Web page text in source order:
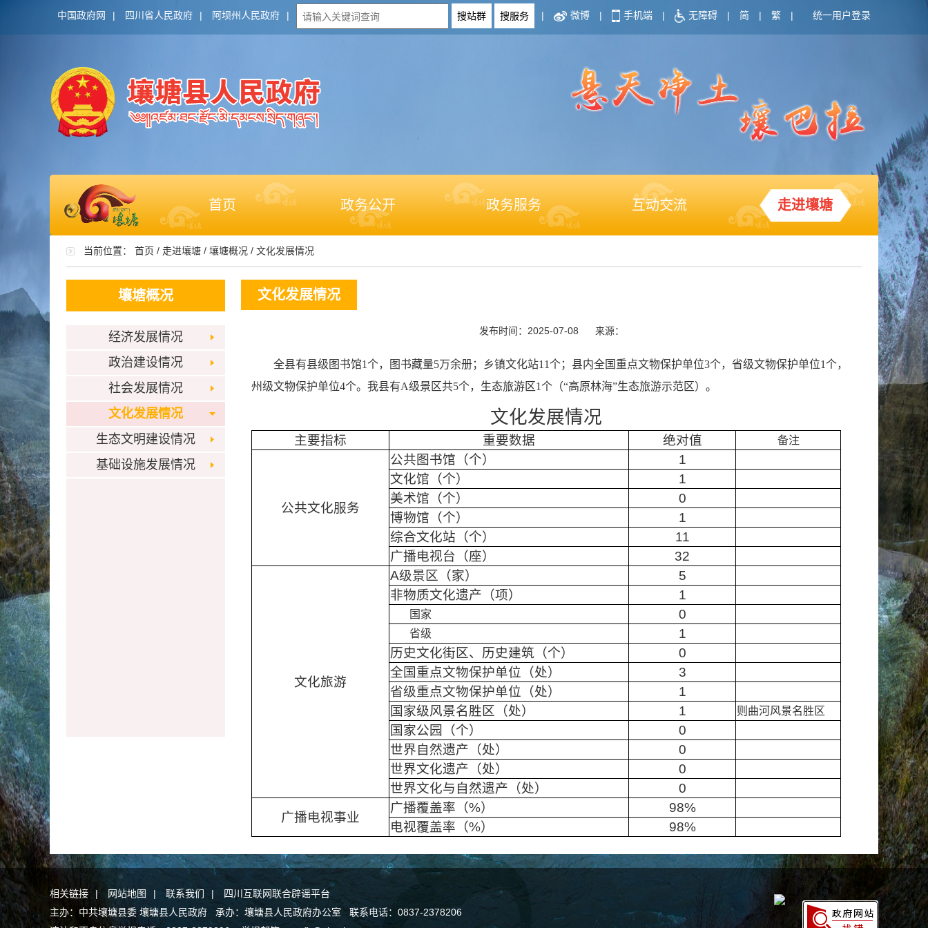
中国政府网 | 四川省人民政府 | 阿坝州人民政府 | | 微博 | 手机端 | 无障碍 | 简 | 繁 | 统一用户登录
首页 政务公开 政务服务 互动交流 走进壤塘
当前位置： 首页 / 走进壤塘 / 壤塘概况 / 文化发展情况
壤塘概况
经济发展情况
政治建设情况
社会发展情况
文化发展情况
生态文明建设情况
基础设施发展情况
文化发展情况
发布时间：2025-07-08 来源：
全县有县级图书馆1个，图书藏量5万余册；乡镇文化站11个；县内全国重点文物保护单位3个，省级文物保护单位1个，
州级文物保护单位4个。我县有A级景区共5个，生态旅游区1个（“高原林海”生态旅游示范区）。
文化发展情况
主要指标 重要数据 绝对值 备注
公共文化服务
公共图书馆（个）
1
文化馆（个）
1
美术馆（个）
0
博物馆（个）
1
综合文化站（个）
11
广播电视台（座）
32
文化旅游
A级景区（家）
5
非物质文化遗产（项）
1
国家 0
省级
1
历史文化街区、历史建筑（个）
0
全国重点文物保护单位（处）
3
省级重点文物保护单位（处）
1
国家级风景名胜区（处）
1 则曲河风景名胜区
国家公园（个）
0
世界自然遗产（处）
0
世界文化遗产（处）
0
世界文化与自然遗产（处）
0
广播电视事业
广播覆盖率（%）
98%
电视覆盖率（%）
98%
相关链接 | 网站地图 | 联系我们 |
四川互联网联合辟谣平台
主办：中共壤塘县委 壤塘县人民政府 承办：壤塘县人民政府办公室 联系电话：0837-2378206